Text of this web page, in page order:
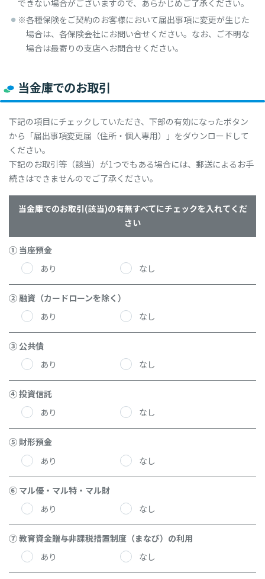
できない場合がございますので、あらかじめご了承ください。
※各種保険をご契約のお客様において届出事項に変更が生じた
場合は、各保険会社にお問い合せください。なお、ご不明な
場合は最寄りの支店へお問合せください。
当金庫でのお取引
下記の項目にチェックしていただき、下部の有効になったボタン
から「届出事項変更届（住所・個人専用）」をダウンロードして
ください。
下記のお取引等（該当）が1つでもある場合には、郵送によるお手
続きはできませんのでご了承ください。
当金庫でのお取引(該当)の有無すべてにチェックを入れてくだ
さい
① 当座預金
あり
なし
② 融資（カードローンを除く）
あり
なし
③ 公共債
あり
なし
④ 投資信託
あり
なし
⑤ 財形預金
あり
なし
⑥ マル優・マル特・マル財
あり
なし
⑦ 教育資金贈与非課税措置制度（まなび）の利用
あり
なし